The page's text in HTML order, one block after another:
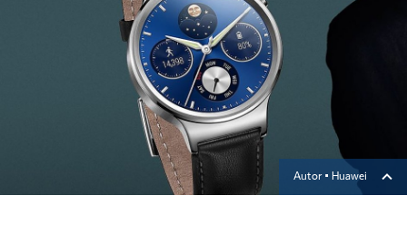
Autor ▪ Huawei